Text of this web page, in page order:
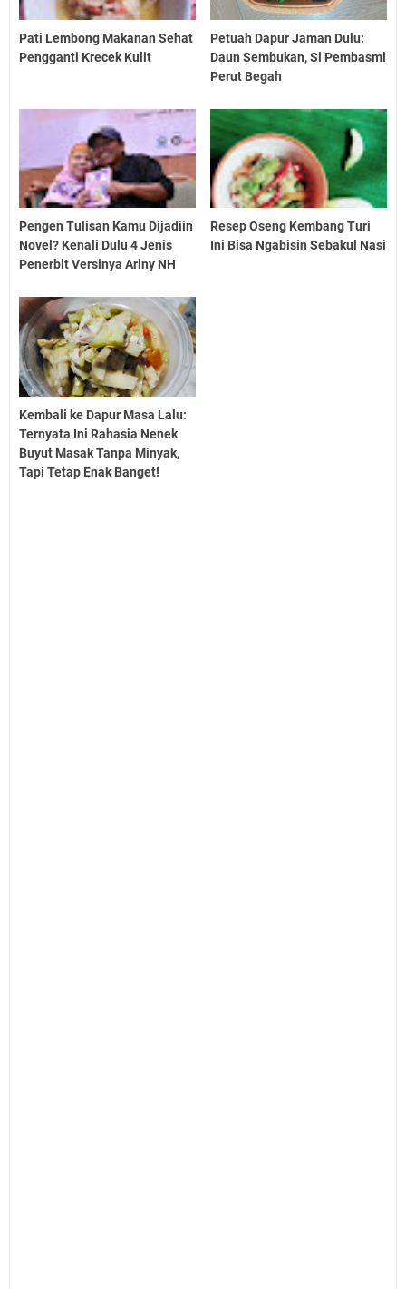
Pati Lembong Makanan Sehat
Pengganti Krecek Kulit
Petuah Dapur Jaman Dulu:
Daun Sembukan, Si Pembasmi
Perut Begah
Pengen Tulisan Kamu Dijadiin
Novel? Kenali Dulu 4 Jenis
Penerbit Versinya Ariny NH
Resep Oseng Kembang Turi
Ini Bisa Ngabisin Sebakul Nasi
Kembali ke Dapur Masa Lalu:
Ternyata Ini Rahasia Nenek
Buyut Masak Tanpa Minyak,
Tapi Tetap Enak Banget!